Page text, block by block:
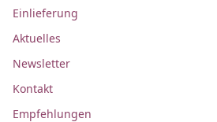
Einlieferung
Aktuelles
Newsletter
Kontakt
Empfehlungen